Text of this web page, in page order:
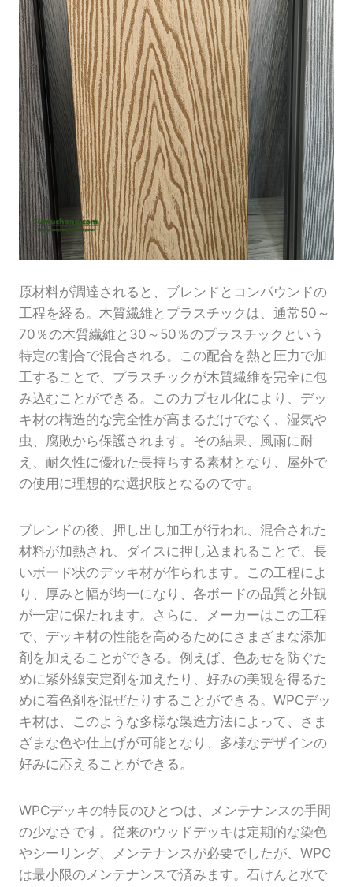
原材料が調達されると、ブレンドとコンパウンドの
工程を経る。木質繊維とプラスチックは、通常50～
70％の木質繊維と30～50％のプラスチックという
特定の割合で混合される。この配合を熱と圧力で加
工することで、プラスチックが木質繊維を完全に包
み込むことができる。このカプセル化により、デッ
キ材の構造的な完全性が高まるだけでなく、湿気や
虫、腐敗から保護されます。その結果、風雨に耐
え、耐久性に優れた長持ちする素材となり、屋外で
の使用に理想的な選択肢となるのです。
ブレンドの後、押し出し加工が行われ、混合された
材料が加熱され、ダイスに押し込まれることで、長
いボード状のデッキ材が作られます。この工程によ
り、厚みと幅が均一になり、各ボードの品質と外観
が一定に保たれます。さらに、メーカーはこの工程
で、デッキ材の性能を高めるためにさまざまな添加
剤を加えることができる。例えば、色あせを防ぐた
めに紫外線安定剤を加えたり、好みの美観を得るた
めに着色剤を混ぜたりすることができる。WPCデッ
キ材は、このような多様な製造方法によって、さま
ざまな色や仕上げが可能となり、多様なデザインの
好みに応えることができる。
WPCデッキの特長のひとつは、メンテナンスの手間
の少なさです。従来のウッドデッキは定期的な染色
やシーリング、メンテナンスが必要でしたが、WPC
は最小限のメンテナンスで済みます。石けんと水で